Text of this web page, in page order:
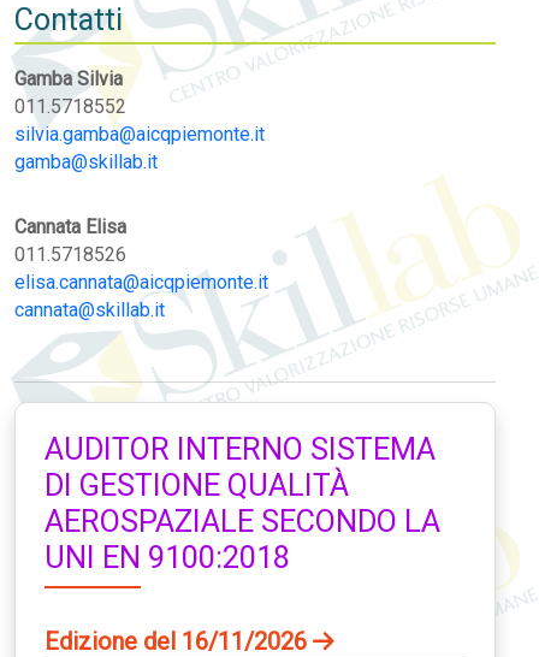
Contatti
Gamba Silvia
011.5718552
silvia.gamba@aicqpiemonte.it
gamba@skillab.it
Cannata Elisa
011.5718526
elisa.cannata@aicqpiemonte.it
cannata@skillab.it
AUDITOR INTERNO SISTEMA
DI GESTIONE QUALITÀ
AEROSPAZIALE SECONDO LA
UNI EN 9100:2018
Edizione del 16/11/2026